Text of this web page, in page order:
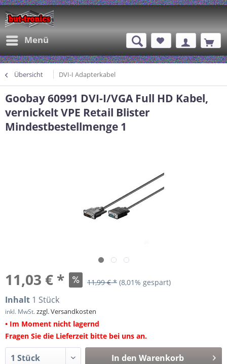
Menü
Übersicht DVI-I Adapterkabel
Goobay 60991 DVI-I/VGA Full HD Kabel,
vernickelt VPE Retail Blister
Mindestbestellmenge 1
11,03 € * 11,99 € * (8,01% gespart)
Inhalt 1 Stück
inkl. MwSt.zzgl. Versandkosten
• Im Moment nicht lagernd
Fragen Sie die Lieferzeit bitte bei uns an.
In den Warenkorb